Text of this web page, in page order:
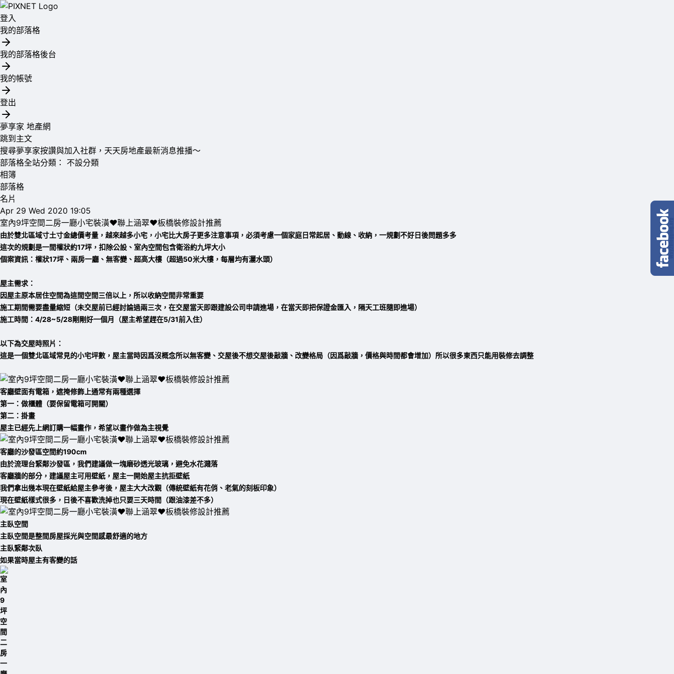
登入
我的部落格
我的部落格後台
我的帳號
登出
夢享家 地產網
跳到主文
搜尋夢享家按讚與加入社群，天天房地產最新消息推播～
部落格全站分類： 不設分類
相簿
部落格
名片
Apr 29 Wed 2020 19:05
室內9坪空間二房一廳小宅裝潢❤️聯上涵翠❤️板橋裝修設計推薦
由於雙北區域寸土寸金總價考量，越來越多小宅，小宅比大房子更多注意事項，必須考慮一個家庭日常起居、動線、收納，一規劃不好日後問題多多
這次的規劃是一間權狀約17坪，扣除公設、室內空間包含衛浴約九坪大小
個案資訊： 權狀17坪、 兩房一廳、 無客變、超高大樓（超過50米大樓，每層均有灑水頭）
屋主需求：
因屋主原本居住空間為這間空間三倍以上，所以收納空間非常重要
施工期間需要盡量縮短（未交屋前已經討論過兩三次，在交屋當天即跟建設公司申請進場，在當天即把保證金匯入，隔天工班隨即進場）
施工時間：4/28~5/28剛剛好一個月（屋主希望趕在5/31前入住）
以下為交屋時照片：
這是一個雙北區域常見的小宅坪數， 屋主當時因爲沒概念所以無客變、 交屋後不想交屋後敲牆、改變格局（因爲敲牆，價格與時間都會增加） 所以很多東西只能用裝修去調整
客廳壁面有電箱，遮掩修飾上通常有兩種選擇
第一：做櫃體（要保留電箱可開關）
第二：掛畫
屋主已經先上網訂購一幅畫作，希望以畫作做為主視覺
客廳的沙發區空間約190cm
由於流理台緊鄰沙發區，我們建議做一塊磨砂透光玻璃，避免水花濺落
客廳牆的部分， 建議屋主可用壁紙，屋主一開始屋主抗拒壁紙
我們拿出幾本現在壁紙給屋主參考後，屋主大大改觀 （傳統壁紙有花俏、老氣的刻板印象）
現在壁紙樣式很多，日後不喜歡洗掉也只要三天時間（跟油漆差不多）
主臥空間
主臥空間是整間房屋採光與空間感最舒適的地方
主臥緊鄰次臥
如果當時屋主有客變的話